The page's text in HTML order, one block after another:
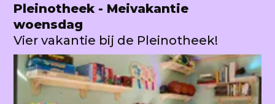
Pleinotheek - Meivakantie
woensdag
Vier vakantie bij de Pleinotheek!